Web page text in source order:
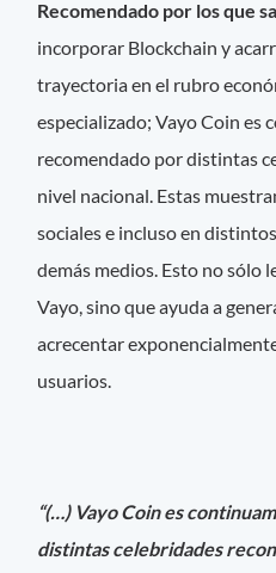
Recomendado por los que
incorporar Blockchain y
trayectoria en el rubro
especializado; Vayo Coin es
recomendado por distintas
nivel nacional. Estas
sociales e incluso en
demás medios. Esto no sólo
Vayo, sino que ayuda a
acrecentar
usuarios.
“(…) Vayo Coin es
distintas celebridades